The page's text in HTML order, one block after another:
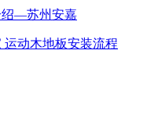
绍—苏州安嘉
动木地板安装流程